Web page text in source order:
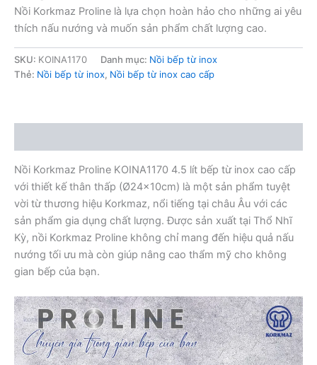
Nồi Korkmaz Proline là lựa chọn hoàn hảo cho những ai yêu
thích nấu nướng và muốn sản phẩm chất lượng cao.
SKU: KOINA1170 Danh mục: Nồi bếp từ inox
Thẻ: Nồi bếp từ inox, Nồi bếp từ inox cao cấp
Nồi Korkmaz Proline KOINA1170 4.5 lít bếp từ inox cao cấp
với thiết kế thân thấp (Ø24x10cm) là một sản phẩm tuyệt
vời từ thương hiệu Korkmaz, nổi tiếng tại châu Âu với các
sản phẩm gia dụng chất lượng. Được sản xuất tại Thổ Nhĩ
Kỳ, nồi Korkmaz Proline không chỉ mang đến hiệu quả nấu
nướng tối ưu mà còn giúp nâng cao thẩm mỹ cho không
gian bếp của bạn.